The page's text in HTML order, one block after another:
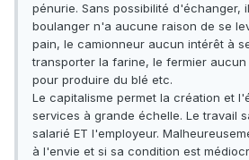
pénurie. Sans possibilité d'échanger,
boulanger n'a aucune raison de se
pain, le camionneur aucun intérêt à
transporter la farine, le fermier
pour produire du blé etc.
Le capitalisme permet la création et
services à grande échelle. Le travail
salarié ET l'employeur.
à l'envie et si sa condition est